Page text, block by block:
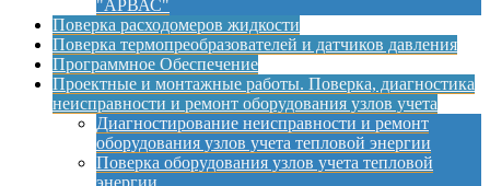
"АРВАС"
Поверка расходомеров жидкости
Поверка термопреобразователей и датчиков давления
Программное Обеспечение
Проектные и монтажные работы. Поверка, диагностика
неисправности и ремонт оборудования узлов учета
Диагностирование неисправности и ремонт
оборудования узлов учета тепловой энергии
Поверка оборудования узлов учета тепловой
энергии